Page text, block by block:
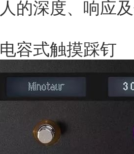
人的深度、响应
电容式触摸踩钉